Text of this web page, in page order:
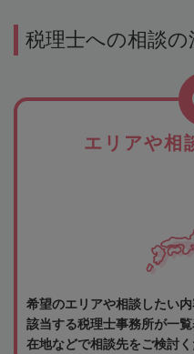
税理士への相談の
エリアや相
希望のエリアや相談したい
該当する税理士事務所が一
在地などで相談先をご検討く